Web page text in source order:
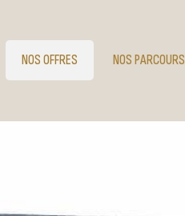
NOS OFFRES NOS PARCOURS